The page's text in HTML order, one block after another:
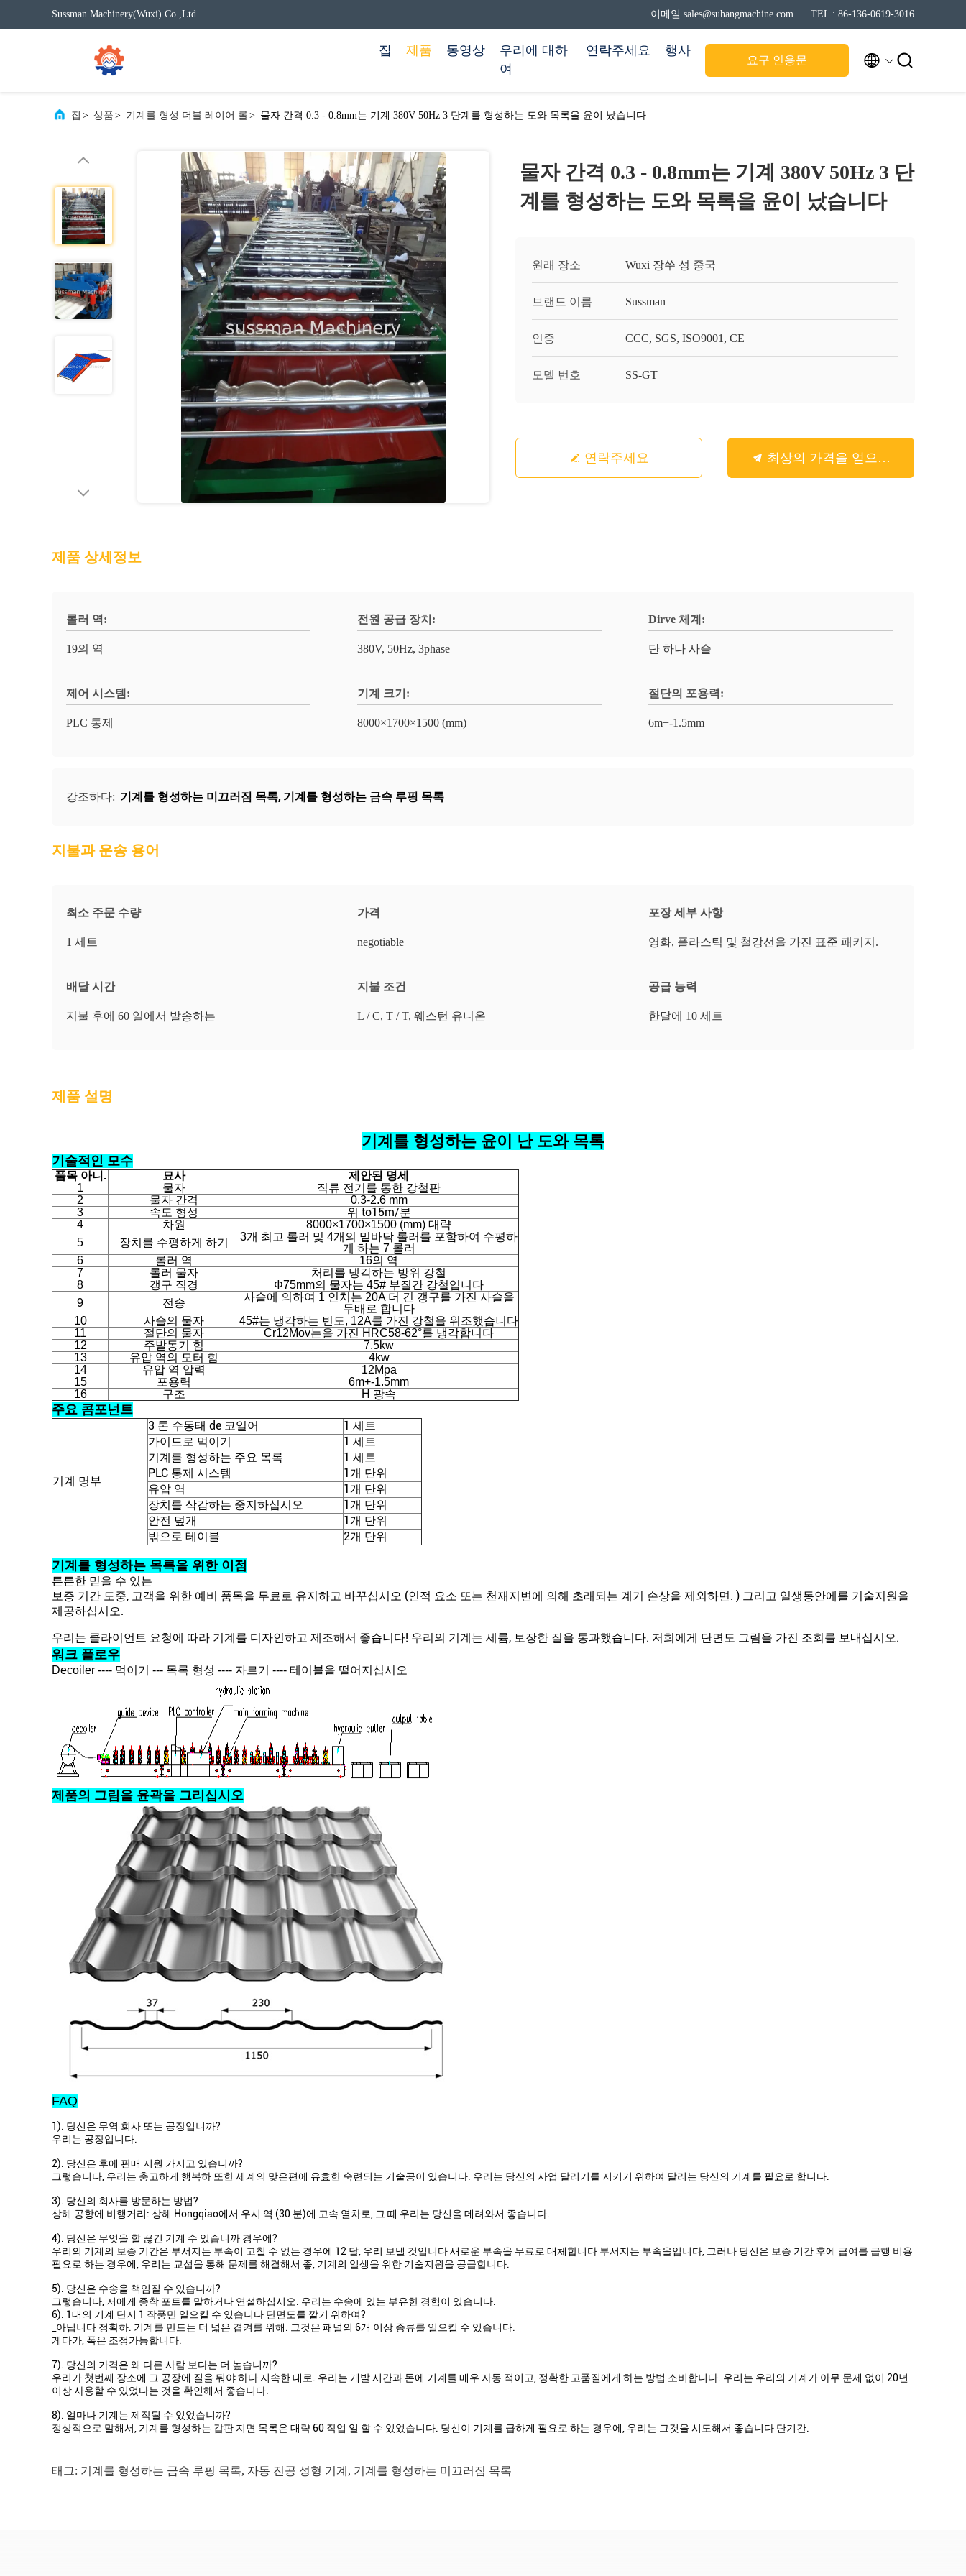
Sussman Machinery(Wuxi) Co.,Ltd 이메일 sales@suhangmachine.com TEL : 86-136-0619-3016
집 제품 동영상
우리에 대하
여
연락주세요 행사
요구 인용문  
집 > 상품 > 기계를 형성 더블 레이어 롤 > 물자 간격 0.3 - 0.8mm는 기계 380V 50Hz 3 단계를 형성하는 도와 목록을 윤이 났습니다
물자 간격 0.3 - 0.8mm는 기계 380V 50Hz 3 단
계를 형성하는 도와 목록을 윤이 났습니다
원래 장소 Wuxi 장쑤 성 중국
브랜드 이름 Sussman
인증 CCC, SGS, ISO9001, CE
모델 번호 SS-GT
연락주세요 최상의 가격을 얻으세요
제품 상세정보
롤러 역:
19의 역
전원 공급 장치:
380V, 50Hz, 3phase
Dirve 체계:
단 하나 사슬
제어 시스템:
PLC 통제
기계 크기:
8000×1700×1500 (mm)
절단의 포용력:
6m+-1.5mm
강조하다: 기계를 형성하는 미끄러짐 목록, 기계를 형성하는 금속 루핑 목록
지불과 운송 용어
최소 주문 수량
1 세트
가격
negotiable
포장 세부 사항
영화, 플라스틱 및 철강선을 가진 표준 패키지.
배달 시간
지불 후에 60 일에서 발송하는
지불 조건
L / C, T / T, 웨스턴 유니온
공급 능력
한달에 10 세트
제품 설명
기계를 형성하는 윤이 난 도와 목록
기술적인 모수
품목 아니. 묘사
제안된 명세
1
물자 직류 전기를 통한 강철판
2 물자 간격
0.3-2.6 mm
3
속도 형성 위 to15m/분
4 차원
8000×1700×1500 (mm) 대략
5
장치를 수평하게 하기
3개 최고 롤러 및 4개의 밑바닥 롤러를 포함하여 수평하
게 하는 7 롤러
6
롤러 역
16의 역
7
롤러 물자
처리를 냉각하는 방위 강철
8
갱구 직경
Φ75mm의 물자는 45# 부질간 강철입니다
9
전송
사슬에 의하여 1 인치는 20A 더 긴 갱구를 가진 사슬을
두배로 합니다
10
사슬의 물자
45#는 냉각하는 빈도, 12A를 가진 강철을 위조했습니다
11
절단의 물자
Cr12Mov는을 가진 HRC58-62°를 냉각합니다
12
주발동기 힘
7.5kw
13
유압 역의 모터 힘
4kw
14
유압 역 압력
12Mpa
15
포용력
6m+-1.5mm
16
구조 H 광속
주요 콤포넌트
기계 명부
3 톤 수동태 de 코일어
1 세트
가이드로 먹이기
1 세트
기계를 형성하는 주요 목록
1 세트
PLC 통제 시스템
1개 단위
유압 역
1개 단위
장치를 삭감하는 중지하십시오
1개 단위
안전 덮개
1개 단위
밖으로 테이블
2개 단위
기계를 형성하는 목록을 위한 이점
튼튼한 믿을 수 있는
보증 기간 도중, 고객을 위한 예비 품목을 무료로 유지하고 바꾸십시오 (인적 요소 또는 천재지변에 의해 초래되는 계기 손상을 제외하면. ) 그리고 일생동안에를 기술지원을
제공하십시오.
우리는 클라이언트 요청에 따라 기계를 디자인하고 제조해서 좋습니다! 우리의 기계는 세륨, 보장한 질을 통과했습니다. 저희에게 단면도 그림을 가진 조회를 보내십시오.
워크 플로우
Decoiler ---- 먹이기 --- 목록 형성 ---- 자르기 ---- 테이블을 떨어지십시오
제품의 그림을 윤곽을 그리십시오
FAQ
1). 당신은 무역 회사 또는 공장입니까?
우리는 공장입니다.
2). 당신은 후에 판매 지원 가지고 있습니까?
그렇습니다, 우리는 충고하게 행복하 또한 세계의 맞은편에 유효한 숙련되는 기술공이 있습니다. 우리는 당신의 사업 달리기를 지키기 위하여 달리는 당신의 기계를 필요로 합니다.
3). 당신의 회사를 방문하는 방법?
상해 공항에 비행거리: 상해 Hongqiao에서 우시 역 (30 분)에 고속 열차로, 그 때 우리는 당신을 데려와서 좋습니다.
4). 당신은 무엇을 할 끊긴 기계 수 있습니까 경우에?
우리의 기계의 보증 기간은 부서지는 부속이 고칠 수 없는 경우에 12 달, 우리 보낼 것입니다 새로운 부속을 무료로 대체합니다 부서지는 부속을입니다, 그러나 당신은 보증 기간 후에 급여를 급행 비용
필요로 하는 경우에, 우리는 교섭을 통해 문제를 해결해서 좋, 기계의 일생을 위한 기술지원을 공급합니다.
5). 당신은 수송을 책임질 수 있습니까?
그렇습니다, 저에게 종착 포트를 말하거나 연설하십시오. 우리는 수송에 있는 부유한 경험이 있습니다.
6). 1대의 기계 단지 1 작풍만 일으킬 수 있습니다 단면도를 깔기 위하여?
_아닙니다 정확하. 기계를 만드는 더 넓은 겹켜를 위해. 그것은 패널의 6개 이상 종류를 일으킬 수 있습니다.
게다가, 폭은 조정가능합니다.
7). 당신의 가격은 왜 다른 사람 보다는 더 높습니까?
우리가 첫번째 장소에 그 공장에 질을 둬야 하다 지속한 대로. 우리는 개발 시간과 돈에 기계를 매우 자동 적이고, 정확한 고품질에게 하는 방법 소비합니다. 우리는 우리의 기계가 아무 문제 없이 20년
이상 사용할 수 있었다는 것을 확인해서 좋습니다.
8). 얼마나 기계는 제작될 수 있었습니까?
정상적으로 말해서, 기계를 형성하는 갑판 지면 목록은 대략 60 작업 일 할 수 있었습니다. 당신이 기계를 급하게 필요로 하는 경우에, 우리는 그것을 시도해서 좋습니다 단기간.
태그: 기계를 형성하는 금속 루핑 목록, 자동 진공 성형 기계 , 기계를 형성하는 미끄러짐 목록